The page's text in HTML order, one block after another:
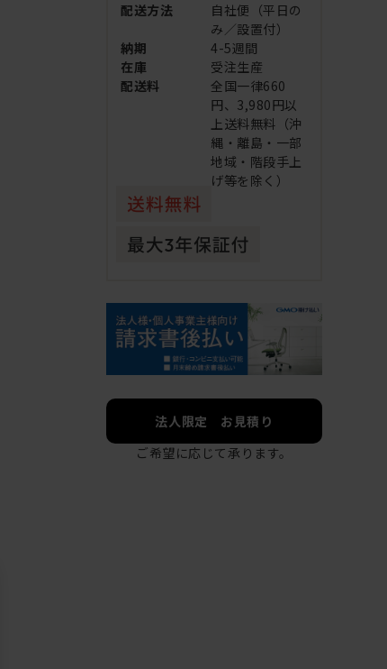
配送方法
自社便（平日の
み／設置付）
納期
4-5週間
在庫
受注生産
配送料
全国一律660
円、3,980円以
上送料無料（沖
縄・離島・一部
地域・階段手上
げ等を除く）
法人限定 お見積り
ご希望に応じて承ります。